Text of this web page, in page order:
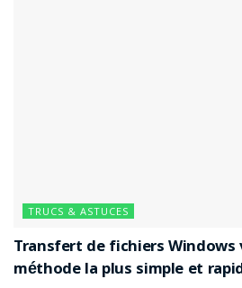
TRUCS & ASTUCES
Transfert de fichiers Windows
méthode la plus simple et